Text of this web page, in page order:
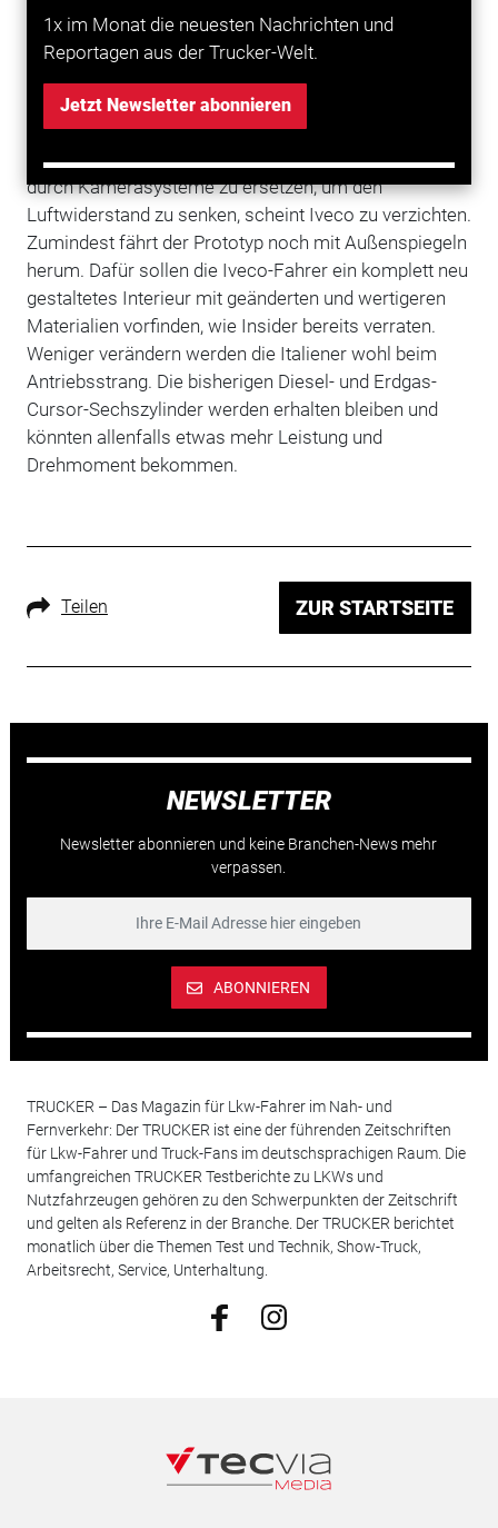
1x im Monat die neuesten Nachrichten und
Reportagen aus der Trucker-Welt.
Jetzt Newsletter abonnieren
An ihrer bisherigen Grundkabine werden die Italiener
wohl festhalten, allerdings dürfte die Optik durch ein
neues, wahrscheinlich aerodynamischeres
Kunststoffkleid grundlegend verändert werden.
Darauf, die Hauptspiegel künftig nach Daimler-Vorbild
durch Kamerasysteme zu ersetzen, um den
Luftwiderstand zu senken, scheint Iveco zu verzichten.
Zumindest fährt der Prototyp noch mit Außenspiegeln
herum. Dafür sollen die Iveco-Fahrer ein komplett neu
gestaltetes Interieur mit geänderten und wertigeren
Materialien vorfinden, wie Insider bereits verraten.
Weniger verändern werden die Italiener wohl beim
Antriebsstrang. Die bisherigen Diesel- und Erdgas-
Cursor-Sechszylinder werden erhalten bleiben und
könnten allenfalls etwas mehr Leistung und
Drehmoment bekommen.
Teilen ZUR STARTSEITE
NEWSLETTER
Newsletter abonnieren und keine Branchen-News mehr
verpassen.
ABONNIEREN
TRUCKER – Das Magazin für Lkw-Fahrer im Nah- und
Fernverkehr: Der TRUCKER ist eine der führenden Zeitschriften
für Lkw-Fahrer und Truck-Fans im deutschsprachigen Raum. Die
umfangreichen TRUCKER Testberichte zu LKWs und
Nutzfahrzeugen gehören zu den Schwerpunkten der Zeitschrift
und gelten als Referenz in der Branche. Der TRUCKER berichtet
monatlich über die Themen Test und Technik, Show-Truck,
Arbeitsrecht, Service, Unterhaltung.